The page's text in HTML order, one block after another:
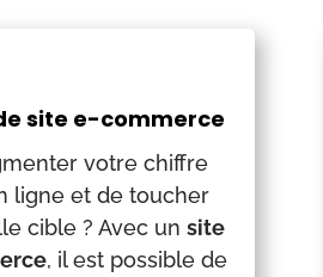
site e-commerce
votre chiffre
ligne et de toucher
cible ? Avec un site
, il est possible de